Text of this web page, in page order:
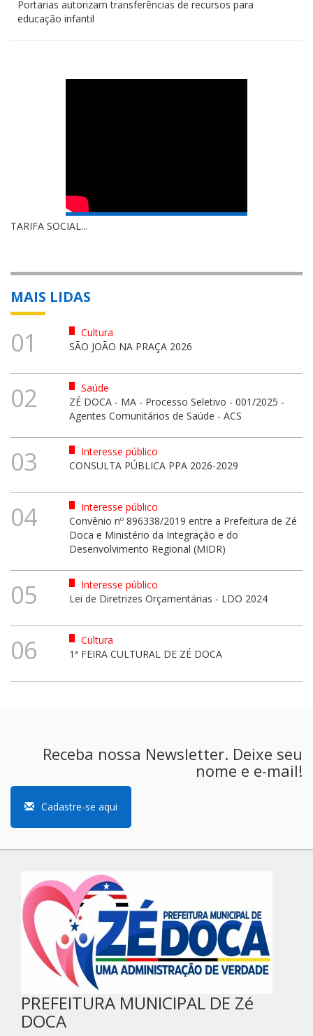
Portarias autorizam transferências de recursos para
educação infantil
TARIFA SOCIAL...
MAIS LIDAS
01
Cultura
SÃO JOÃO NA PRAÇA 2026
02
Saúde
ZÉ DOCA - MA - Processo Seletivo - 001/2025 -
Agentes Comunitários de Saúde - ACS
03
Interesse público
CONSULTA PÚBLICA PPA 2026-2029
04
Interesse público
Convênio nº 896338/2019 entre a Prefeitura de Zé
Doca e Ministério da Integração e do
Desenvolvimento Regional (MIDR)
05
Interesse público
Lei de Diretrizes Orçamentárias - LDO 2024
06
Cultura
1ª FEIRA CULTURAL DE ZÉ DOCA
Receba nossa Newsletter. Deixe seu
nome e e-mail!
Cadastre-se aqui
PREFEITURA MUNICIPAL DE Zé
DOCA